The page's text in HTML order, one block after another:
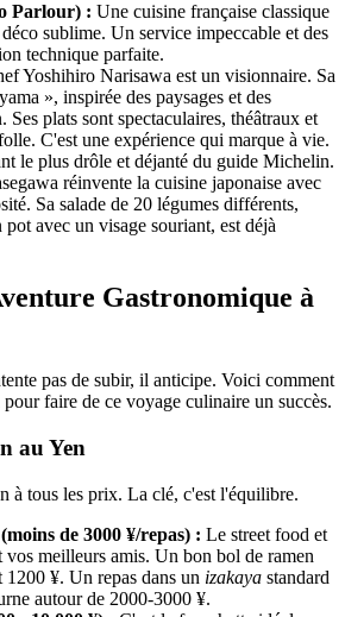
Parlour) : Une cuisine française classique
sublime. Un service impeccable et des
technique parfaite.
Yoshihiro Narisawa est un visionnaire. Sa
», inspirée des paysages et des
Ses plats sont spectaculaires, théâtraux et
C'est une expérience qui marque à vie.
le plus drôle et déjanté du guide Michelin.
réinvente la cuisine japonaise avec
Sa salade de 20 légumes différents,
pot avec un visage souriant, est déjà
Gastronomique à
pas de subir, il anticipe. Voici comment
pour faire de ce voyage culinaire un succès.
au Yen
à tous les prix. La clé, c'est l'équilibre.
de 3000 ¥/repas) : Le street food et
vos meilleurs amis. Un bon bol de ramen
1200 ¥. Un repas dans un izakaya standard
autour de 2000-3000 ¥.